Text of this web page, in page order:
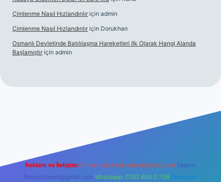
Çimlenme Nasıl Hızlandırılır için admin
Çimlenme Nasıl Hızlandırılır için Dorukhan
Osmanlı Devletinde Batılılaşma Hareketleri Ilk Olarak Hangi Alanda
Başlamıştır için admin
Reklam ve İletişim: E-mail: backlinkpaneli@gmail.com Teams:
forumhizmeti@gmail.com Whatsapp: 0262 606 0 726 Telegram: